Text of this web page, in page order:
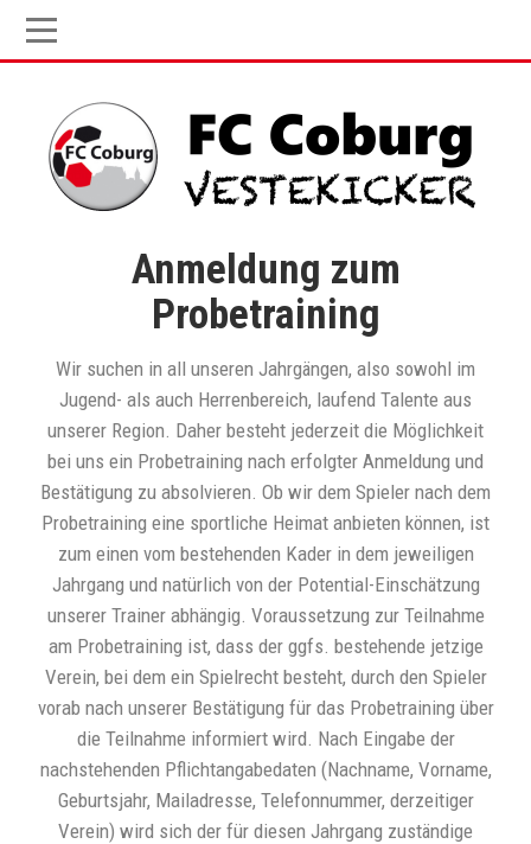
Anmeldung zum
Probetraining
Wir suchen in all unseren Jahrgängen, also sowohl im
Jugend- als auch Herrenbereich, laufend Talente aus
unserer Region. Daher besteht jederzeit die Möglichkeit
bei uns ein Probetraining nach erfolgter Anmeldung und
Bestätigung zu absolvieren. Ob wir dem Spieler nach dem
Probetraining eine sportliche Heimat anbieten können, ist
zum einen vom bestehenden Kader in dem jeweiligen
Jahrgang und natürlich von der Potential-Einschätzung
unserer Trainer abhängig. Voraussetzung zur Teilnahme
am Probetraining ist, dass der ggfs. bestehende jetzige
Verein, bei dem ein Spielrecht besteht, durch den Spieler
vorab nach unserer Bestätigung für das Probetraining über
die Teilnahme informiert wird. Nach Eingabe der
nachstehenden Pflichtangabedaten (Nachname, Vorname,
Geburtsjahr, Mailadresse, Telefonnummer, derzeitiger
Verein) wird sich der für diesen Jahrgang zuständige